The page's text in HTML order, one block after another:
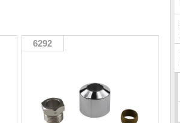
6292